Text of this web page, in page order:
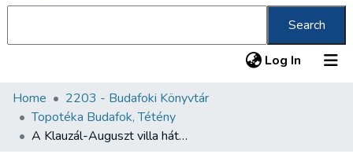
Search
Log In (current)
Communities & Collections
All of DSpace
Home
2203 - Budafoki Könyvtár
Topotéka Budafok, Tétény
A Klauzál-Auguszt villa hátsó kapuzata rossz állapotban